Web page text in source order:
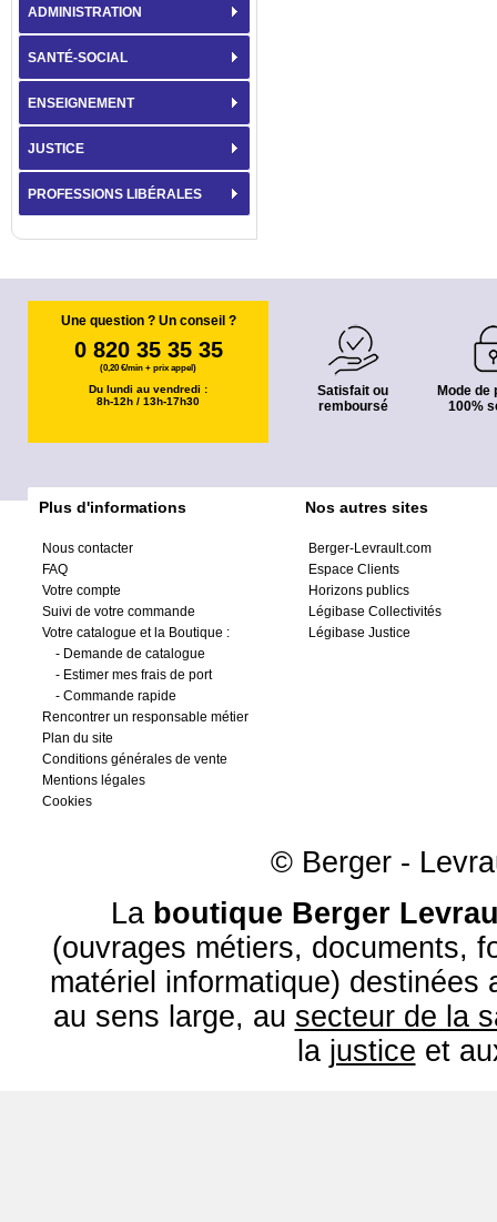
ADMINISTRATION
SANTÉ-SOCIAL
ENSEIGNEMENT
JUSTICE
PROFESSIONS LIBÉRALES
Une question ? Un conseil ?
0 820 35 35 35
(0,20 €/min + prix appel)
Du lundi au vendredi :
8h-12h / 13h-17h30
Satisfait ou
remboursé
Mode de
100%
Plus d'informations
Nous contacter
FAQ
Votre compte
Suivi de votre commande
Votre catalogue et la Boutique :
- Demande de catalogue
- Estimer mes frais de port
- Commande rapide
Rencontrer un responsable métier
Plan du site
Conditions générales de vente
Mentions légales
Cookies
Nos autres sites
Berger-Levrault.com
Espace Clients
Horizons publics
Légibase Collectivités
Légibase Justice
© Berger -
La boutique Berger
(ouvrages métiers, documents,
matériel informatique) destinées
au sens large, au secteur de la
la justice et